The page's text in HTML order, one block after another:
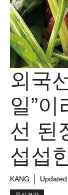
외국
일”
선 된
섭섭
KANG